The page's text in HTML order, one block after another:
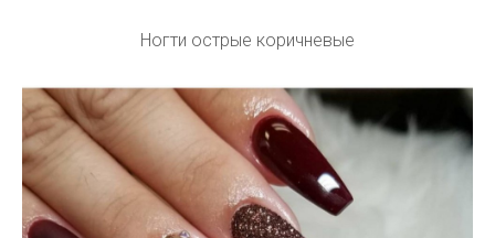
Ногти острые коричневые